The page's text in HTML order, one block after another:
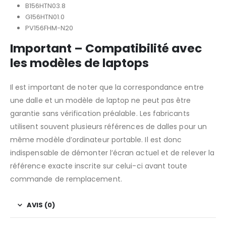
B156HTN03.8
G156HTN01.0
PV156FHM-N20
Important – Compatibilité avec
les modèles de laptops
Il est important de noter que la correspondance entre
une dalle et un modèle de laptop ne peut pas être
garantie sans vérification préalable. Les fabricants
utilisent souvent plusieurs références de dalles pour un
même modèle d’ordinateur portable. Il est donc
indispensable de démonter l’écran actuel et de relever la
référence exacte inscrite sur celui-ci avant toute
commande de remplacement.
AVIS (0)